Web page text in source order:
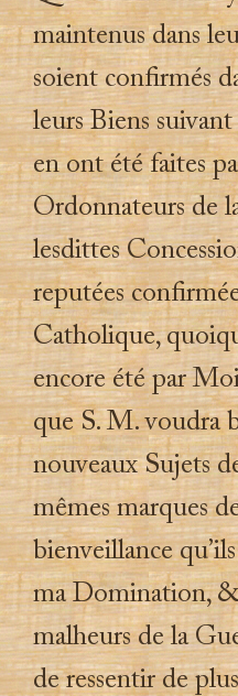
maintenus dans
soient confirmés
leurs Biens
en ont été faites
Ordonnateurs de
lesdittes
reputées
Catholique,
encore été par
que S. M. voudra
nouveaux Sujets
mêmes marques
bienveillance
ma Domination,
malheurs de la
de ressentir de